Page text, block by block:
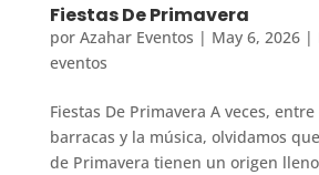
Fiestas De Primavera
por Azahar Eventos | May 6, 2026|
eventos
Fiestas De Primavera A veces,
barracas y la música, olvidamos
de Primavera tienen un origen